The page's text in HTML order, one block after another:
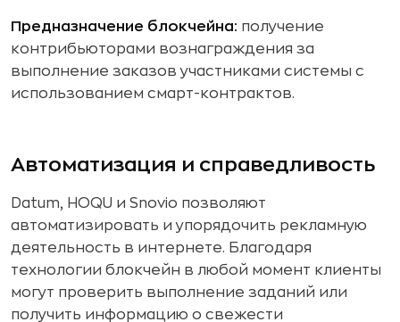
Предназначение блокчейна: получение
контрибьюторами вознаграждения за
выполнение заказов участниками системы с
использованием смарт-контрактов.
Автоматизация и справедливость
Datum, HOQU и Snovio позволяют
автоматизировать и упорядочить рекламную
деятельность в интернете. Благодаря
технологии блокчейн в любой момент клиенты
могут проверить выполнение заданий или
получить информацию о свежести